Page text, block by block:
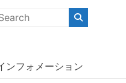
パフォーマンスの高い商
ンフォメーション